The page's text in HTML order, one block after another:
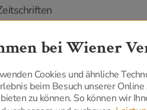
Gewerkschaften
bei Wiener
Cookies und ähnliche
beim Besuch unserer
zu können. So können wir